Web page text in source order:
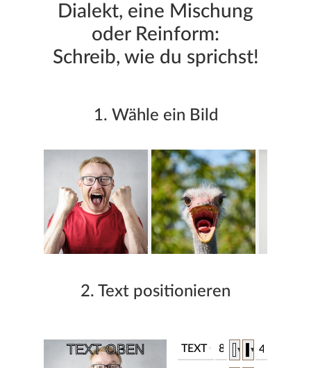
Dialekt, eine Mischung
oder Reinform:
Schreib, wie du sprichst!
1. Wähle ein Bild
2. Text positionieren
▼ ▼